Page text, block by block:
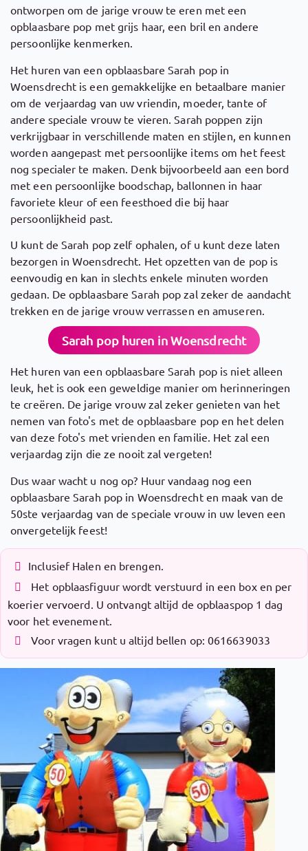
ontworpen om de jarige vrouw te eren met een
opblaasbare pop met grijs haar, een bril en andere
persoonlijke kenmerken.
Het huren van een opblaasbare Sarah pop in
Woensdrecht is een gemakkelijke en betaalbare manier
om de verjaardag van uw vriendin, moeder, tante of
andere speciale vrouw te vieren. Sarah poppen zijn
verkrijgbaar in verschillende maten en stijlen, en kunnen
worden aangepast met persoonlijke items om het feest
nog specialer te maken. Denk bijvoorbeeld aan een bord
met een persoonlijke boodschap, ballonnen in haar
favoriete kleur of een feesthoed die bij haar
persoonlijkheid past.
U kunt de Sarah pop zelf ophalen, of u kunt deze laten
bezorgen in Woensdrecht. Het opzetten van de pop is
eenvoudig en kan in slechts enkele minuten worden
gedaan. De opblaasbare Sarah pop zal zeker de aandacht
trekken en de jarige vrouw verrassen en amuseren.
Sarah pop huren in Woensdrecht
Het huren van een opblaasbare Sarah pop is niet alleen
leuk, het is ook een geweldige manier om herinneringen
te creëren. De jarige vrouw zal zeker genieten van het
nemen van foto's met de opblaasbare pop en het delen
van deze foto's met vrienden en familie. Het zal een
verjaardag zijn die ze nooit zal vergeten!
Dus waar wacht u nog op? Huur vandaag nog een
opblaasbare Sarah pop in Woensdrecht en maak van de
50ste verjaardag van de speciale vrouw in uw leven een
onvergetelijk feest!
Inclusief Halen en brengen.
Het opblaasfiguur wordt verstuurd in een box en per
koerier vervoerd. U ontvangt altijd de opblaaspop 1 dag
voor het evenement.
Voor vragen kunt u altijd bellen op: 0616639033